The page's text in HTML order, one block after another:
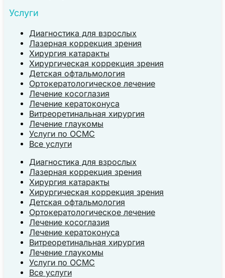
Услуги
Диагностика для взрослых
Лазерная коррекция зрения
Хирургия катаракты
Хирургическая коррекция зрения
Детская офтальмология
Ортокератологическое лечение
Лечение косоглазия
Лечение кератоконуса
Витреоретинальная хирургия
Лечение глаукомы
Услуги по ОСМС
Все услуги
Диагностика для взрослых
Лазерная коррекция зрения
Хирургия катаракты
Хирургическая коррекция зрения
Детская офтальмология
Ортокератологическое лечение
Лечение косоглазия
Лечение кератоконуса
Витреоретинальная хирургия
Лечение глаукомы
Услуги по ОСМС
Все услуги